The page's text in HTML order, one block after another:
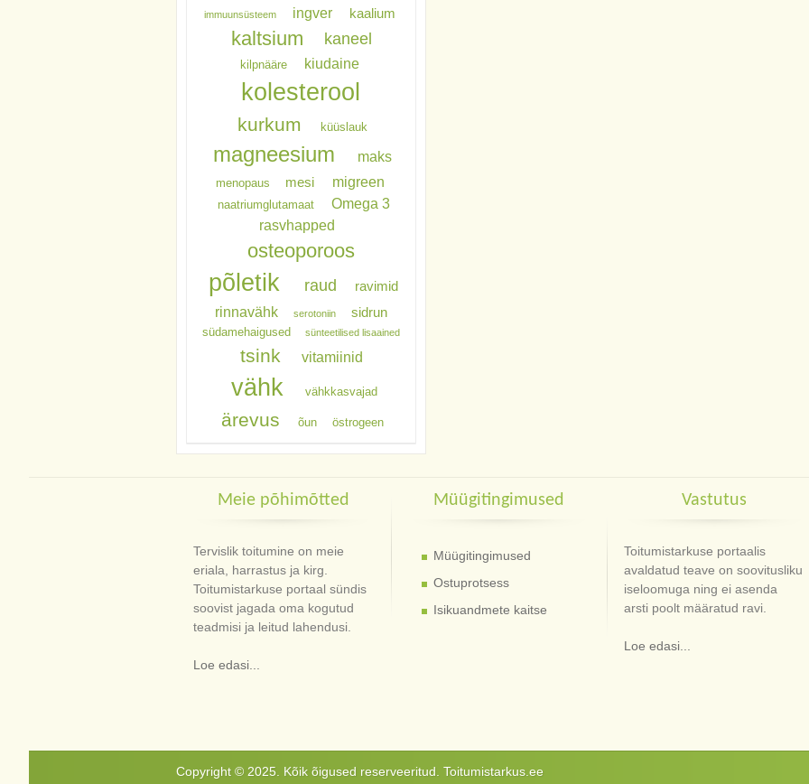
immuunsüsteem ingver kaalium
kaltsium kaneel
kilpnääre kiudaine
kolesterool
kurkum küüslauk
magneesium maks
menopaus mesi migreen
naatriumglutamaat
Omega 3
rasvhapped
osteoporoos
põletik raud ravimid
rinnavähk serotoniin sidrun
südamehaigused sünteetilised lisaained
tsink vitamiinid
vähk vähkkasvajad
ärevus õun östrogeen
Meie põhimõtted
Tervislik toitumine on meie
eriala, harrastus ja kirg.
Toitumistarkuse portaal sündis
soovist jagada oma kogutud
teadmisi ja leitud lahendusi.
Loe edasi...
Müügitingimused
Müügitingimused
Ostuprotsess
Isikuandmete kaitse
Vastutus
Toitumistarkuse portaalis
avaldatud teave on soovitusliku
iseloomuga ning ei asenda
arsti poolt määratud ravi.
Loe edasi...
Copyright © 2025. Kõik õigused reserveeritud. Toitumistarkus.ee